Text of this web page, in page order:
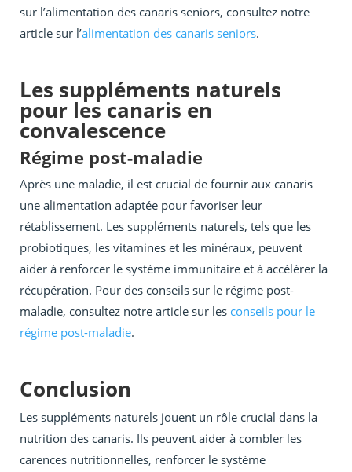
sur l’alimentation des canaris seniors, consultez notre
article sur l’alimentation des canaris seniors.
Les suppléments naturels
pour les canaris en
convalescence
Régime post-maladie
Après une maladie, il est crucial de fournir aux canaris
une alimentation adaptée pour favoriser leur
rétablissement. Les suppléments naturels, tels que les
probiotiques, les vitamines et les minéraux, peuvent
aider à renforcer le système immunitaire et à accélérer la
récupération. Pour des conseils sur le régime post-
maladie, consultez notre article sur les conseils pour le
régime post-maladie.
Conclusion
Les suppléments naturels jouent un rôle crucial dans la
nutrition des canaris. Ils peuvent aider à combler les
carences nutritionnelles, renforcer le système